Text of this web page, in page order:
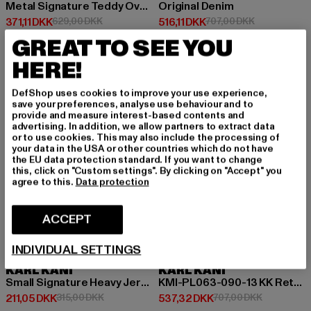
Metal Signature Teddy Oversized
371,11 DKK
Nuværende pris: 371,11 DKK
629,00 DKKKampagnepris: 629,00 DKK
Original Denim
516,11 DKK
Nuværende pris: 516,11 DKK
707,00 DKK
-33%
KARL KANI
Small Signature Heavy Jersey Boxy T-Shirt
211,05 DKK
Nuværende pris: 211,05 DKK
315,00 DKKKampagnepris: 315,00 DKK
KARL KANI
KMI-PL063-090-13 KK Retro Baggy Workwear Denim
537,32 DKK
Nuværende pris: 537,32 DKK
707,00 DKK
GREAT TO SEE YOU
HERE!
DefShop uses cookies to improve your use experience,
save your preferences, analyse use behaviour and to
provide and measure interest-based contents and
advertising. In addition, we allow partners to extract data
or to use cookies. This may also include the processing of
your data in the USA or other countries which do not have
the EU data protection standard. If you want to change
this, click on "Custom settings". By clicking on "Accept" you
agree to this. Data protection
ACCEPT
INDIVIDUAL SETTINGS